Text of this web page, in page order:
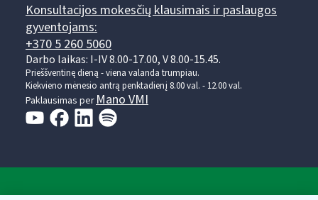
Konsultacijos mokesčių klausimais ir paslaugos
gyventojams:
+370 5 260 5060
Darbo laikas: I-IV 8.00-17.00, V 8.00-15.45.
Prieššventinę dieną - viena valanda trumpiau.
Kiekvieno mėnesio antrą penktadienį 8.00 val. - 12.00 val.
Paklausimas per Mano VMI